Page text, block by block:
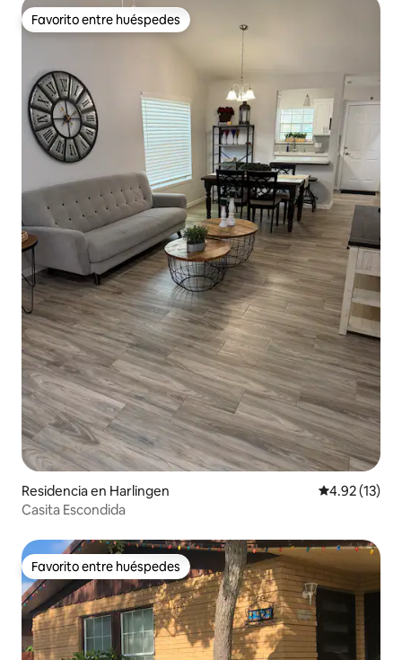
Favorito entre huéspedes
Favorito entre huéspedes
Residencia en Harlingen Calificación
4.92 (13)
Casita Escondida
Favorito entre huéspedes
Favorito entre huéspedes